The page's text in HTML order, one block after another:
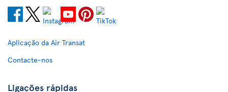
Aplicação da Air Transat
Contacte-nos
Ligações rápidas